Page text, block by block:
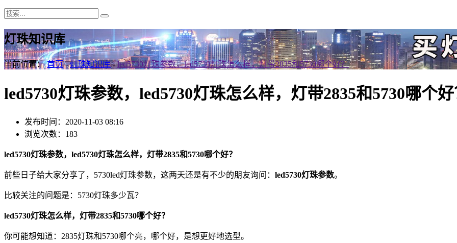
灯珠知识库
当前位置：首页-灯珠知识库-led5730灯珠参数，led5730灯珠怎么样，灯带2835和5730哪个好？
led5730灯珠参数，led5730灯珠怎么样，灯带2835和5730哪个
发布时间：2020-11-03 08:16
浏览次数：183
led5730灯珠参数，led5730灯珠怎么样，灯带2835和5730哪个好？
前些日子给大家分享了，5730led灯珠参数，这两天还是有不少的朋友询问： led5730灯珠参数。
比较关注的问题是：5730灯珠多少瓦？
led5730灯珠怎么样，灯带2835和5730哪个好？
你可能想知道：2835灯珠和5730哪个亮，哪个好，是想更好地选型。